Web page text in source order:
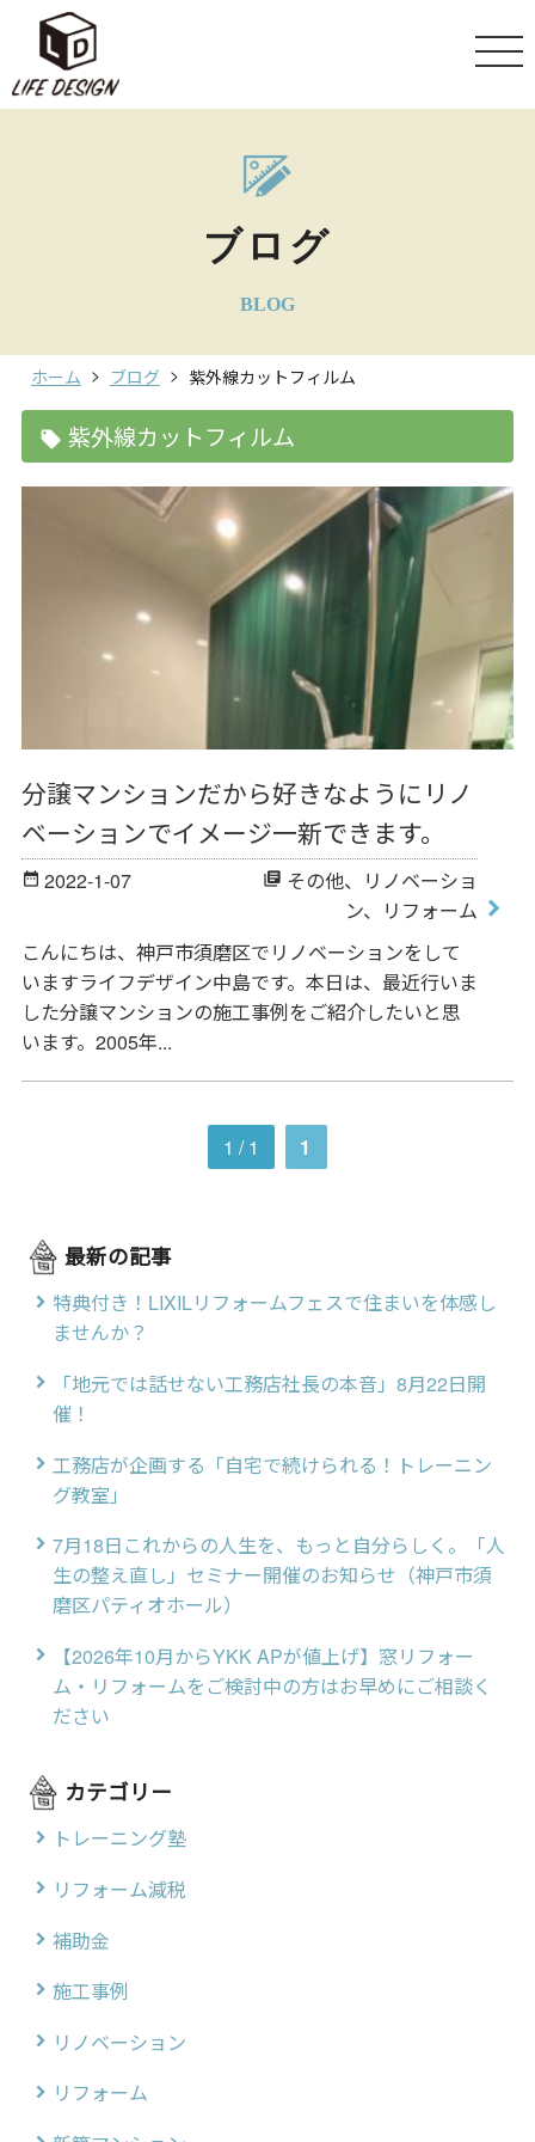
ブログ
BLOG
ホーム ブログ 紫外線カットフィルム
local_offer 紫外線カットフィルム
分譲マンションだから好きなようにリノ
ベーションでイメージ一新できます。
date_range 2022-1-07 library_books その他、
リノベーショ
ン、
リフォーム
こんにちは、神戸市須磨区でリノベーションをして
いますライフデザイン中島です。本日は、最近行いま
した分譲マンションの施工事例をご紹介したいと思
います。2005年...
1 / 1 1
最新の記事
特典付き！LIXILリフォームフェスで住まいを体感し
ませんか？
「地元では話せない工務店社長の本音」8月22日開
催！
工務店が企画する「自宅で続けられる！トレーニン
グ教室」
7月18日これからの人生を、もっと自分らしく。「人
生の整え直し」セミナー開催のお知らせ（神戸市須
磨区パティオホール）
【2026年10月からYKK APが値上げ】窓リフォー
ム・リフォームをご検討中の方はお早めにご相談く
ださい
カテゴリー
トレーニング塾
リフォーム減税
補助金
施工事例
リノベーション
リフォーム